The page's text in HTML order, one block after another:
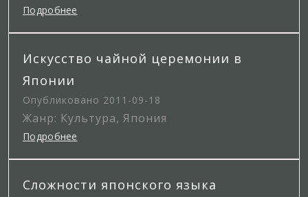
Подробнее
Искусство чайной церемонии в
Японии
Опубликовано 2011-09-18
Жанр: Культура, Япония
Подробнее
Сложности японского языка